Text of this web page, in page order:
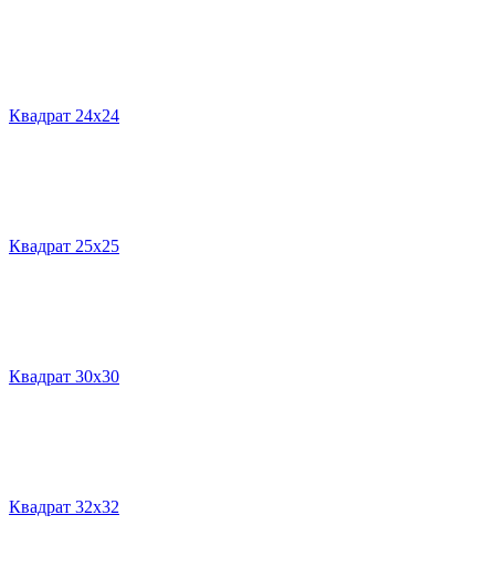
Квадрат 24х24
Квадрат 25х25
Квадрат 30х30
Квадрат 32х32